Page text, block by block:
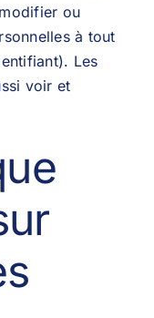
ou
à tout
Les
voir et